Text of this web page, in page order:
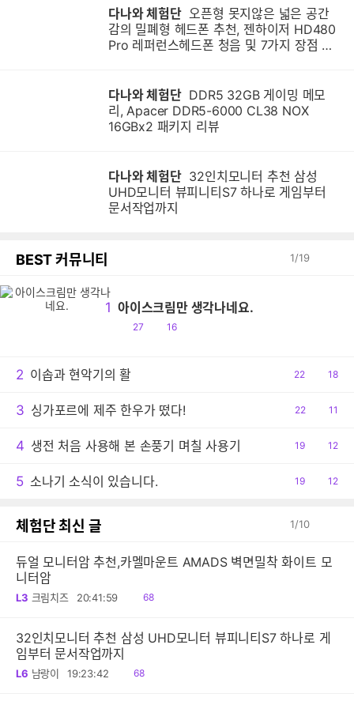
다나와 체험단 오픈형 못지않은 넓은 공간
감의 밀폐형 헤드폰 추천, 젠하이저 HD480
Pro 레퍼런스헤드폰 청음 및 7가지 장점 분
다나와 체험단
리, Apacer DDR5-6000 CL38 NOX
16GBx2 패키지 리뷰
다나와 체험단
UHD모니터 뷰피니티S7 하나로 게임부터
문서작업까지
BEST 커뮤니티 1/19
1 아이스크림만 생각나네요.
공
27
댓
16
2 이솝과 현악기의 활
공
22
댓
18
3 싱가포르에 제주 한우가 떴다!
공
22
댓
11
4 생전 처음 사용해 본 손풍기 며칠 사용기
공
19
댓
12
5 소나기 소식이 있습니다.
공
19
댓
12
체험단 최신 글 1/10
듀얼 모니터암 추천,카멜마운트 AMADS 벽면밀착 화이트 모
니터암
L3 크림치즈 20:41:59
읽
68
32인치모니터 추천 삼성 UHD모니터 뷰피니티S7 하나로 게
임부터 문서작업까지
L6 냠랑이 19:23:42
읽
68